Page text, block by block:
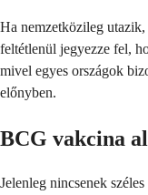
Ha nemzetközileg utazik,
feltétlenül jegyezze fel,
mivel egyes országok
előnyben.
BCG vakcina
Jelenleg nincsenek